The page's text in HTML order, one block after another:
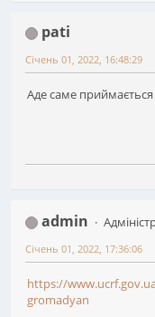
pati
Січень 01, 2022, 16:48:29
Аде саме приймається
admin
Січень 01, 2022, 17:36:06
https://
gromadyan